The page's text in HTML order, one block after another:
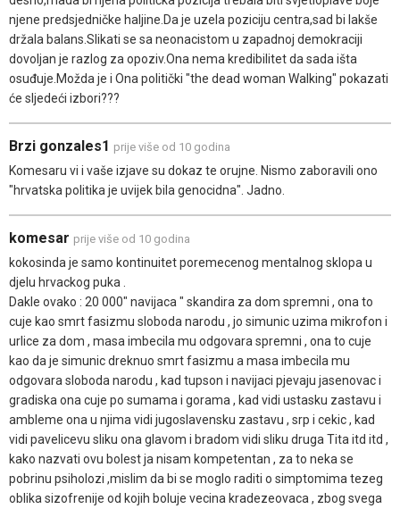
njene predsjedničke haljine.Da je uzela poziciju centra,sad bi lakše
držala balans.Slikati se sa neonacistom u zapadnoj demokraciji
dovoljan je razlog za opoziv.Ona nema kredibilitet da sada išta
osuđuje.Možda je i Ona politički "the dead woman Walking" pokazati
će sljedeći izbori???
Brzi gonzales1 prije više od 10 godina
Komesaru vi i vaše izjave su dokaz te orujne. Nismo zaboravili ono
"hrvatska politika je uvijek bila genocidna". Jadno.
komesar prije više od 10 godina
kokosinda je samo kontinuitet poremecenog mentalnog sklopa u
djelu hrvackog puka .
Dakle ovako : 20 000" navijaca " skandira za dom spremni , ona to
cuje kao smrt fasizmu sloboda narodu , jo simunic uzima mikrofon i
urlice za dom , masa imbecila mu odgovara spremni , ona to cuje
kao da je simunic dreknuo smrt fasizmu a masa imbecila mu
odgovara sloboda narodu , kad tupson i navijaci pjevaju jasenovac i
gradiska ona cuje po sumama i gorama , kad vidi ustasku zastavu i
ambleme ona u njima vidi jugoslavensku zastavu , srp i cekic , kad
vidi pavelicevu sliku ona glavom i bradom vidi sliku druga Tita itd itd ,
kako nazvati ovu bolest ja nisam kompetentan , za to neka se
pobrinu psiholozi ,mislim da bi se moglo raditi o simptomima tezeg
oblika sizofrenije od kojih boluje vecina kradezeovaca , zbog svega